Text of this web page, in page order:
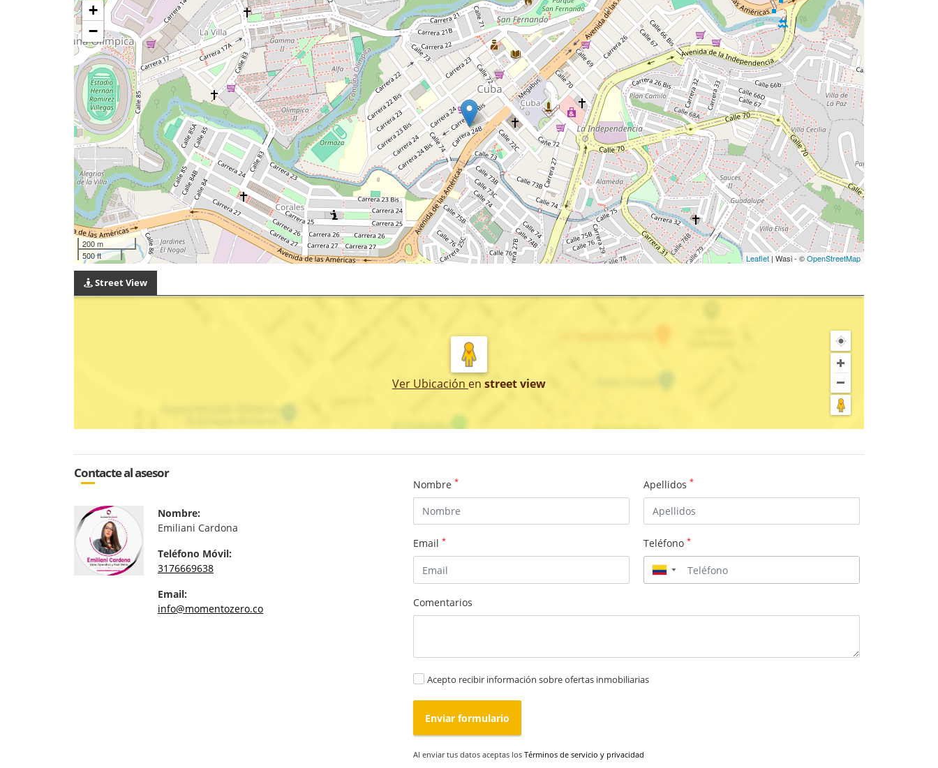
+
−
200 m
500 ft
Leaflet | Wasi - ©OpenStreetMap
Street View
Ver Ubicación en street view
Contacte al asesor
Nombre:
Emiliani Cardona
Teléfono Móvil:
3176669638
Email:
info@momentozero.co
Nombre * Apellidos *
Email * Teléfono *
▼
Comentarios
Acepto recibir información sobre ofertas inmobiliarias
Enviar formulario
Al enviar tus datos aceptas los Términos de servicio y privacidad